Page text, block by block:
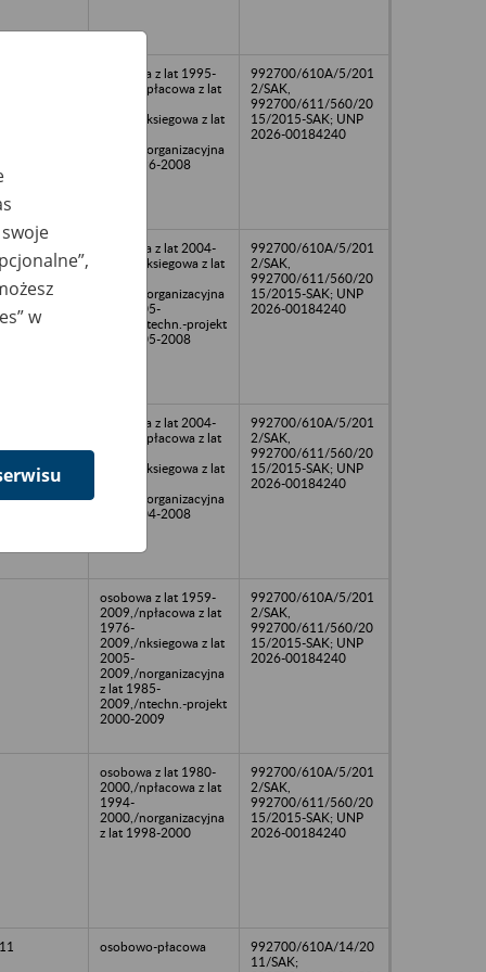
osobowa z lat 1995-
2009,/npłacowa z lat
2008,/nksiegowa z lat
2008,/norganizacyjna
z lat 1996-2008
992700/610A/5/201
2/SAK,
992700/611/560/20
15/2015-SAK; UNP
2026-00184240
osobowa z lat 2004-
2007,/nksiegowa z lat
2009,/norganizacyjna
z lat 2005-
2008,/ntechn.-projekt
z lat 2005-2008
992700/610A/5/201
2/SAK,
992700/611/560/20
15/2015-SAK; UNP
2026-00184240
osobowa z lat 2004-
2009,/npłacowa z lat
2008,/nksiegowa z lat
2008,/norganizacyjna
z lat 2004-2008
992700/610A/5/201
2/SAK,
992700/611/560/20
15/2015-SAK; UNP
2026-00184240
osobowa z lat 1959-
2009,/npłacowa z lat
1976-
2009,/nksiegowa z lat
2005-
2009,/norganizacyjna
z lat 1985-
2009,/ntechn.-projekt
2000-2009
992700/610A/5/201
2/SAK,
992700/611/560/20
15/2015-SAK; UNP
2026-00184240
osobowa z lat 1980-
2000,/npłacowa z lat
1994-
2000,/norganizacyjna
z lat 1998-2000
992700/610A/5/201
2/SAK,
992700/611/560/20
15/2015-SAK; UNP
2026-00184240
osobowo-płacowa
992700/610A/14/20
11/SAK;
w